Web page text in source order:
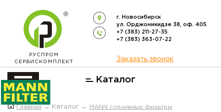
РУСПРОМ
СЕРВИСКОМПЛЕКТ
г. Новосибирск
ул. Орджоникидзе 38, оф. 405
+7 (383) 211-27-35
+7 (383) 363-07-22
Заказать звонок
Каталог
ОФИЦИАЛЬНЫЙ ДИСТРИБЬЮТОР
Главная → Каталог → MANN топливные фильтры